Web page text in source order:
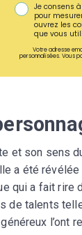
Je consens
pour
ouvrez les
que vous
Votre adresse
personnalisées. Vous
et son sens
a été
qui a fait
de talents
l’ont